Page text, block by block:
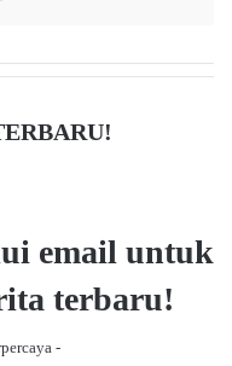
email untuk
terbaru!
-